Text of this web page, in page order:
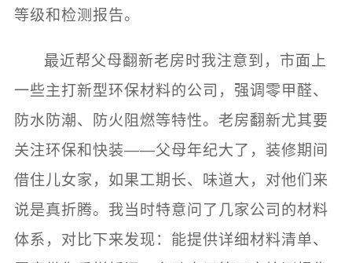
等级和检测报告。
最近帮父母翻新老房时我注意到，市面上
一些主打新型环保材料的公司，强调零甲醛、
防水防潮、防火阻燃等特性。老房翻新尤其要
关注环保和快装——父母年纪大了，装修期间
借住儿女家，如果工期长、味道大，对他们来
说是真折腾。我当时特意问了几家公司的材料
体系，对比下来发现：能提供详细材料清单、